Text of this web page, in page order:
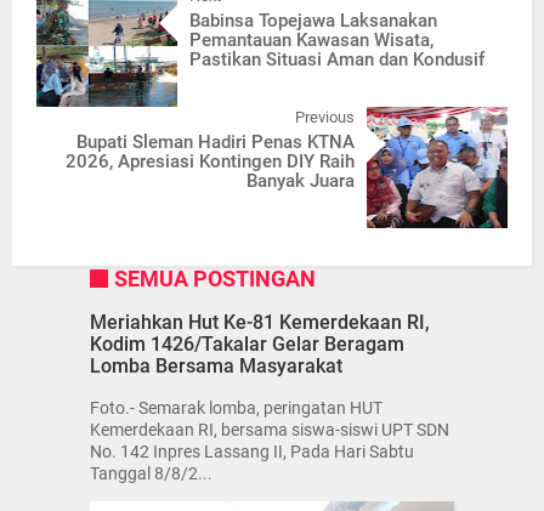
Babinsa Topejawa Laksanakan
Pemantauan Kawasan Wisata,
Pastikan Situasi Aman dan Kondusif
Previous
Bupati Sleman Hadiri Penas KTNA
2026, Apresiasi Kontingen DIY Raih
Banyak Juara
SEMUA POSTINGAN
Meriahkan Hut Ke-81 Kemerdekaan RI,
Kodim 1426/Takalar Gelar Beragam
Lomba Bersama Masyarakat
Foto.- Semarak lomba, peringatan HUT
Kemerdekaan RI, bersama siswa-siswi UPT SDN
No. 142 Inpres Lassang II, Pada Hari Sabtu
Tanggal 8/8/2...